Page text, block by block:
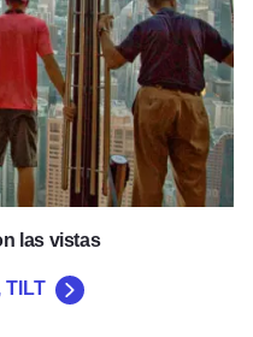
las vistas
TILT